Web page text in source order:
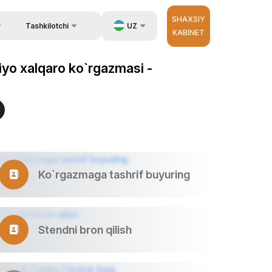
berish.
Tashkilotchi
Aloqa
UZ
RU
SHAXSIY
KABINET
xalqaro ko`rgazmasi -
Ko`rgazmaga tashrif buyuring
Stendni bron qilish